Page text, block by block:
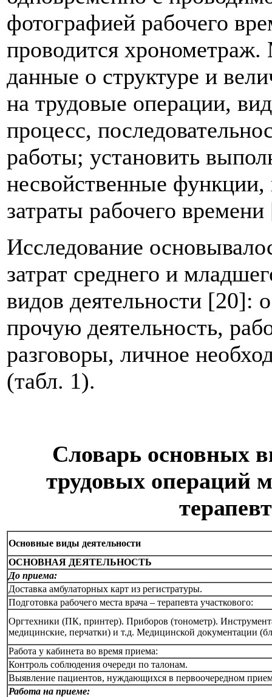
фотографией рабочего
проводится хронометраж.
данные о структуре и
на трудовые операции,
процесс,
работы; установить
несвойственные
затраты рабочего
Исследование
затрат среднего и
видов деятельности [20]:
прочую деятельность,
разговоры, личное
(табл. 1).
Словарь основных
трудовых операций
Основные виды деятельности
ОСНОВНАЯ ДЕЯТЕЛЬНОСТЬ
До приема:
Доставка амбулаторных карт из регистратуры.
Подготовка рабочего места врача – терапевта участкового:
Оргтехники (ПК, принтер). Приборов (тонометр).
медицинские, перчатки) и т.д. Медицинской документации
Работа у кабинета во время приема:
Контроль соблюдения очереди по талонам.
Выявление пациентов, нуждающихся в первоочередном
Работа на приеме: